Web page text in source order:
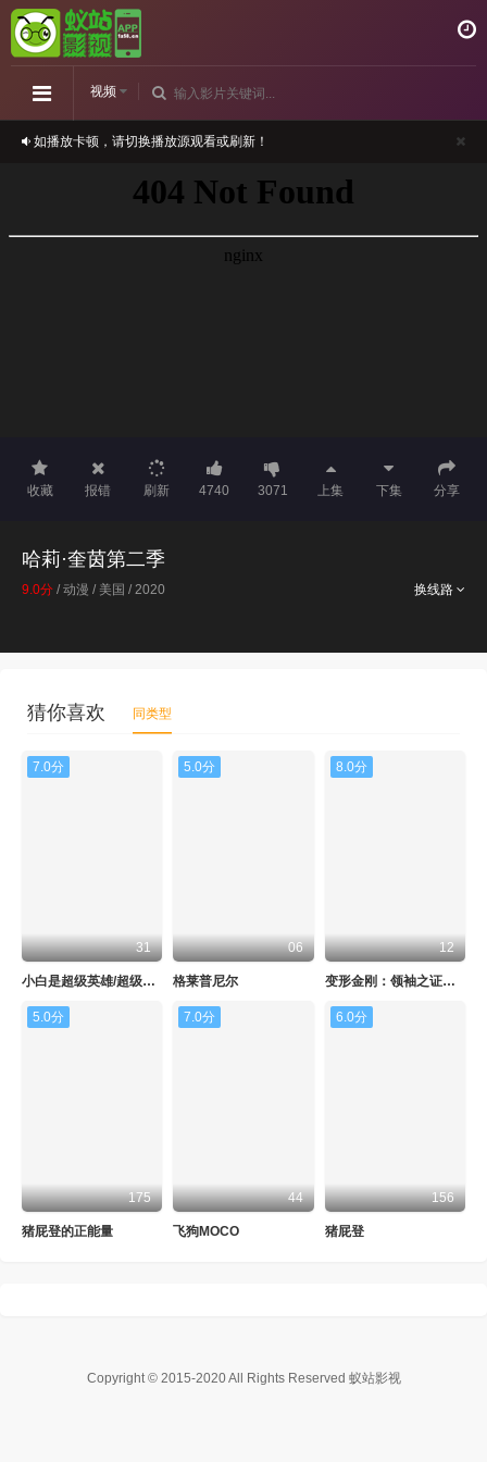
视频
如播放卡顿，请切换播放源观看或刷新！
正在播放：哈莉·奎茵第二季-第04集
收藏 报错 刷新 4740 3071 上集 下集 分享
哈莉·奎茵第二季
换线路
9.0分 / 动漫 / 美国 / 2020
猜你喜欢 同类型
7.0分
31
小白是超级英雄/超级小白
5.0分
06
格莱普尼尔
8.0分
12
变形金刚：领袖之证第二季
5.0分
175
猪屁登的正能量
7.0分
44
飞狗MOCO
6.0分
156
猪屁登
Copyright © 2015-2020All Rights Reserved 蚁站影视